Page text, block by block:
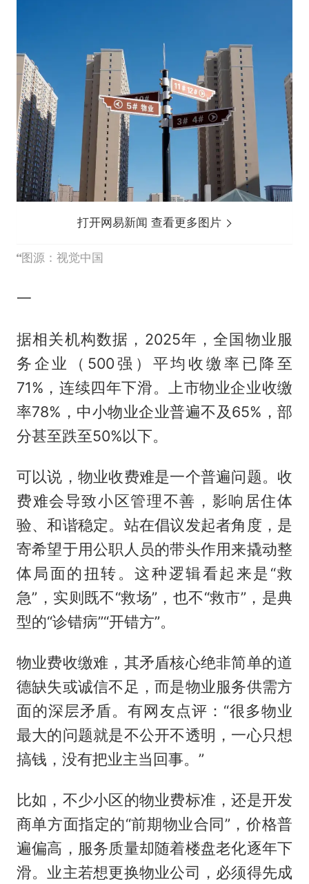
打开网易新闻 查看更多图片
图源：视觉中国
一
据相关机构数据，2025年，全国物业服
务企业（500强）平均收缴率已降至
71%，连续四年下滑。上市物业企业收缴
率78%，中小物业企业普遍不及65%，部
分甚至跌至50%以下。
可以说，物业收费难是一个普遍问题。收
费难会导致小区管理不善，影响居住体
验、和谐稳定。站在倡议发起者角度，是
寄希望于用公职人员的带头作用来撬动整
体局面的扭转。这种逻辑看起来是“救
急”，实则既不“救场”，也不“救市”，是典
型的“诊错病”“开错方”。
物业费收缴难，其矛盾核心绝非简单的道
德缺失或诚信不足，而是物业服务供需方
面的深层矛盾。有网友点评：“很多物业
最大的问题就是不公开不透明，一心只想
搞钱，没有把业主当回事。”
比如，不少小区的物业费标准，还是开发
商单方面指定的“前期物业合同”，价格普
遍偏高，服务质量却随着楼盘老化逐年下
滑。业主若想更换物业公司，必须得先成